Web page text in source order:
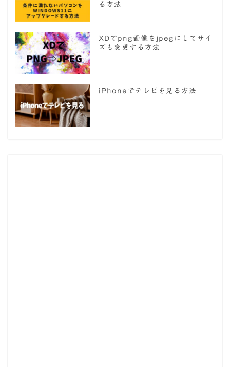
る方法
XDでpng画像をjpegにしてサイ
ズも変更する方法
iPhoneでテレビを見る方法